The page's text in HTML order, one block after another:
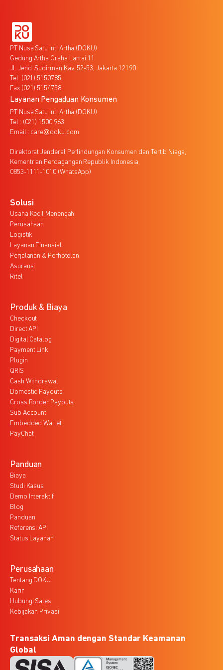
PT Nusa Satu Inti Artha (DOKU)
Gedung Artha Graha Lantai 11
Jl. Jend. Sudirman Kav. 52-53, Jakarta 12190
Tel. (021) 5150785,
Fax (021) 5154758
Layanan Pengaduan Konsumen
PT Nusa Satu Inti Artha (DOKU)
Tel : (021) 1500 963
Email : care@doku.com
Direktorat Jenderal Perlindungan Konsumen dan Tertib Niaga,
Kementrian Perdagangan Republik Indonesia,
0853-1111-1010 (WhatsApp)
Solusi
Usaha Kecil Menengah
Perusahaan
Logistik
Layanan Finansial
Perjalanan & Perhotelan
Asuransi
Ritel
Produk & Biaya
Checkout
Direct API
Digital Catalog
Payment Link
Plugin
QRIS
Cash Withdrawal
Domestic Payouts
Cross Border Payouts
Sub Account
Embedded Wallet
PayChat
Panduan
Biaya
Studi Kasus
Demo Interaktif
Blog
Panduan
Referensi API
Status Layanan
Perusahaan
Tentang DOKU
Karir
Hubungi Sales
Kebijakan Privasi
Transaksi Aman dengan Standar Keamanan
Global